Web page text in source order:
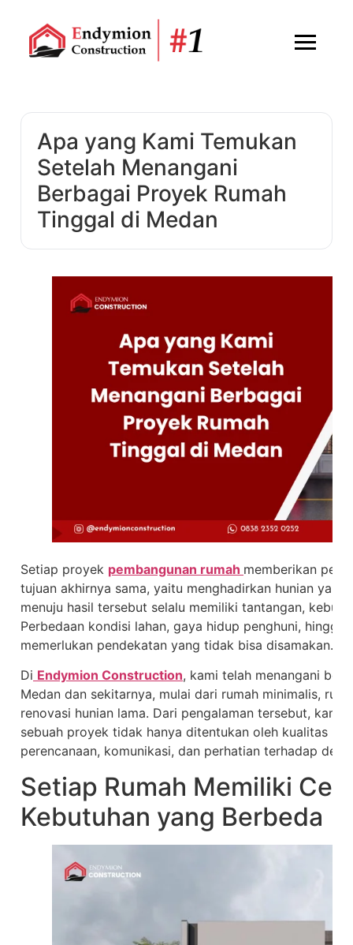
Apa yang Kami Temukan
Setelah Menangani
Berbagai Proyek Rumah
Tinggal di Medan
Setiap proyek pembangunan rumah memberikan
tujuan akhirnya sama, yaitu menghadirkan hunian
menuju hasil tersebut selalu memiliki tantangan,
Perbedaan kondisi lahan, gaya hidup penghuni,
memerlukan pendekatan yang tidak bisa disamakan.
Di Endymion Construction, kami telah menangani
Medan dan sekitarnya, mulai dari rumah minimalis,
renovasi hunian lama. Dari pengalaman tersebut, kami
sebuah proyek tidak hanya ditentukan oleh kualitas
perencanaan, komunikasi, dan perhatian terhadap
Setiap Rumah Memiliki
Kebutuhan yang Berbeda